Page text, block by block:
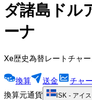
ダ諸島ドル
ーナ
Xe歴史為替レートチャー
換算 送金 チャ
換算元通貨
ISK - アイ